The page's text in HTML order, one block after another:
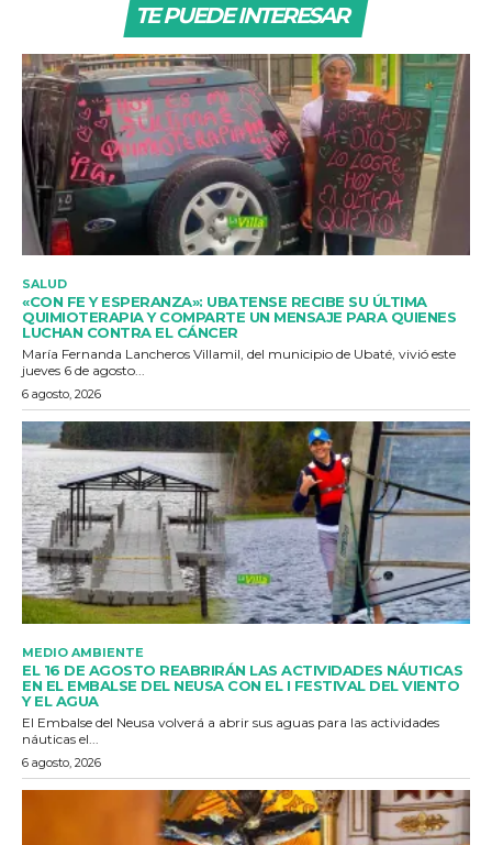
TE PUEDE INTERESAR
SALUD
«CON FE Y ESPERANZA»: UBATENSE RECIBE SU ÚLTIMA
QUIMIOTERAPIA Y COMPARTE UN MENSAJE PARA QUIENES
LUCHAN CONTRA EL CÁNCER
María Fernanda Lancheros Villamil, del municipio de Ubaté, vivió este
jueves 6 de agosto...
6 agosto, 2026
MEDIO AMBIENTE
EL 16 DE AGOSTO REABRIRÁN LAS ACTIVIDADES NÁUTICAS
EN EL EMBALSE DEL NEUSA CON EL I FESTIVAL DEL VIENTO
Y EL AGUA
El Embalse del Neusa volverá a abrir sus aguas para las actividades
náuticas el...
6 agosto, 2026